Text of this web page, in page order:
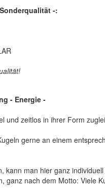
-:
- Energie -
und zeitlos in ihrer Form
gerne an einem
kann man hier ganz
ganz nach dem Motto: Viele